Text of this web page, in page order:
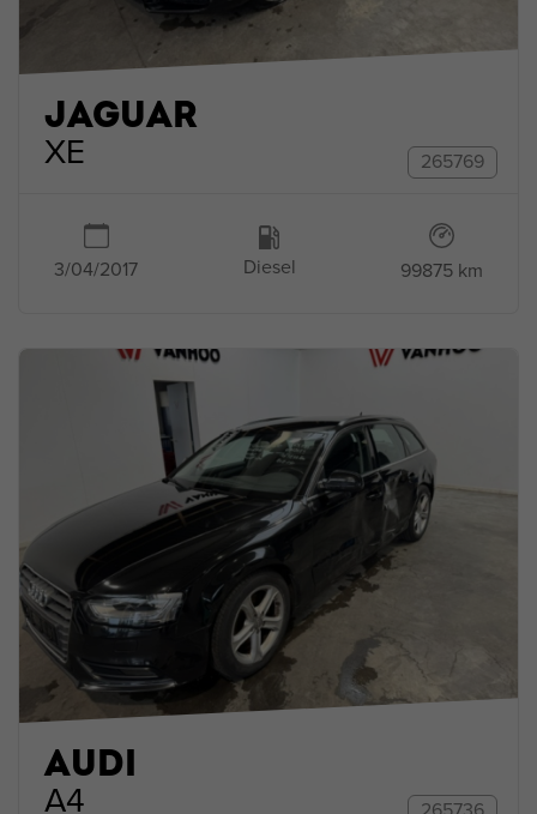
JAGUAR
XE 265769
3/04/2017 Diesel 99875 km
AUDI
A4